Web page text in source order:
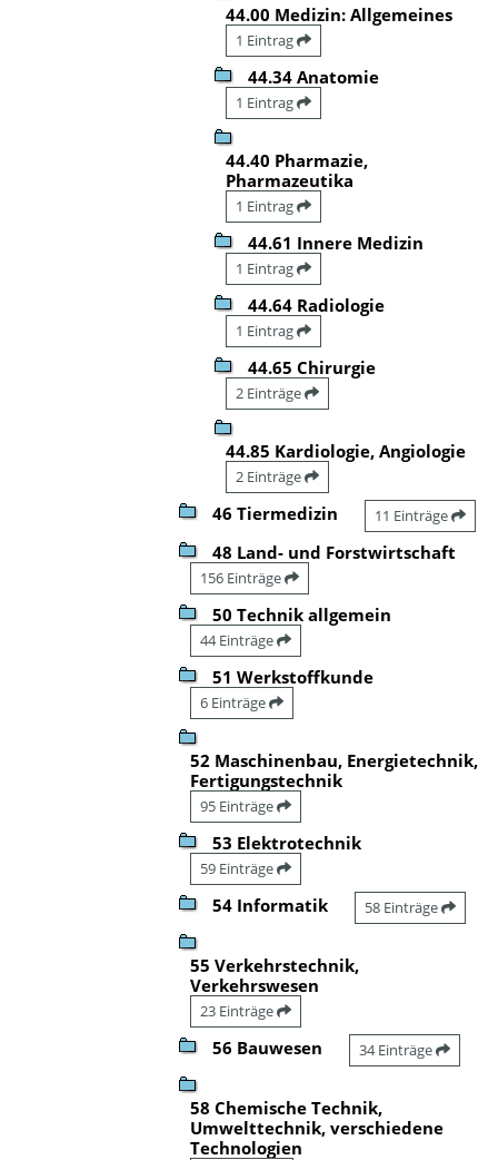
44.00 Medizin: Allgemeines
1 Eintrag
44.34 Anatomie
1 Eintrag
44.40 Pharmazie,
Pharmazeutika
1 Eintrag
44.61 Innere Medizin
1 Eintrag
44.64 Radiologie
1 Eintrag
44.65 Chirurgie
2 Einträge
44.85 Kardiologie, Angiologie
2 Einträge
46 Tiermedizin 11 Einträge
48 Land- und Forstwirtschaft
156 Einträge
50 Technik allgemein
44 Einträge
51 Werkstoffkunde
6 Einträge
52 Maschinenbau, Energietechnik,
Fertigungstechnik
95 Einträge
53 Elektrotechnik
59 Einträge
54 Informatik 58 Einträge
55 Verkehrstechnik,
Verkehrswesen
23 Einträge
56 Bauwesen 34 Einträge
58 Chemische Technik,
Umwelttechnik, verschiedene
Technologien